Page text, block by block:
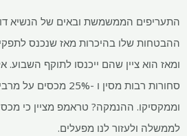
התעריפים הממשמשת ובאים של הנשיא
ההבטחות שלו בהיכרות מאז שנכנס
סחורות רבות מסין ו -
וממקסיקו. ההנמקה? טראמפ מציין כי
לממשלה ולעזור לנו מפעלים.